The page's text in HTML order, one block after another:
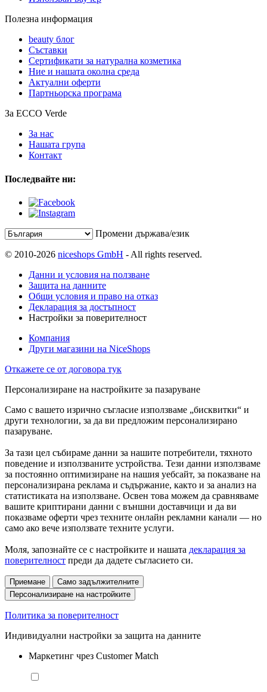
Полезна информация
beauty блог
Съставки
Сертификати за натурална козметика
Ние и нашата околна среда
Актуални оферти
Партньорска програма
За ECCO Verde
За нас
Нашата група
Контакт
Последвайте ни:
Промени държава/език
© 2010-2026 niceshops GmbH - All rights reserved.
Данни и условия на ползване
Защита на данните
Общи условия и право на отказ
Декларация за достъпност
Настройки за поверителност
Компания
Други магазини на NiceShops
Откажете се от договора тук
Персонализиране на настройките за пазаруване
Само с вашето изрично съгласие използваме „бисквитки“ и
други технологии, за да ви предложим персонализирано
пазаруване.
За тази цел събираме данни за нашите потребители, тяхното
поведение и използваните устройства. Тези данни използваме
за постоянно оптимизиране на нашия уебсайт, за показване на
персонализирана реклама и съдържание, както и за анализ на
статистиката на използване. Освен това можем да сравняваме
вашите криптирани данни с външни доставчици и да ви
показваме оферти чрез техните онлайн рекламни канали — но
само ако вече използвате техните услуги.
Моля, запознайте се с настройките и нашата декларация за
поверителност преди да дадете съгласието си.
Приемане
Само задължителните
Персонализиране на настройките
Политика за поверителност
Индивидуални настройки за защита на данните
Маркетинг чрез Customer Match